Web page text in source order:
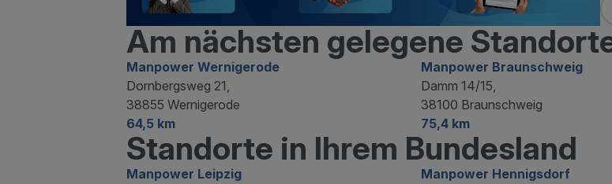
Am nächsten gelegene
Manpower Wernigerode
Dornbergsweg 21,
38855 Wernigerode
64,5 km
Manpower Braunschweig
Damm 14/15,
38100 Braunschweig
75,4 km
Standorte in Ihrem Bundesland
Manpower Leipzig
Manpower Hennigsdorf